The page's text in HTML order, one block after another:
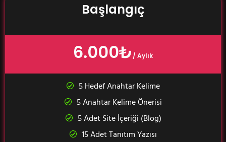
Başlangıç
6.000₺ / Aylık
5 Hedef Anahtar Kelime
5 Anahtar Kelime Önerisi
5 Adet Site İçeriği (Blog)
15 Adet Tanıtım Yazısı